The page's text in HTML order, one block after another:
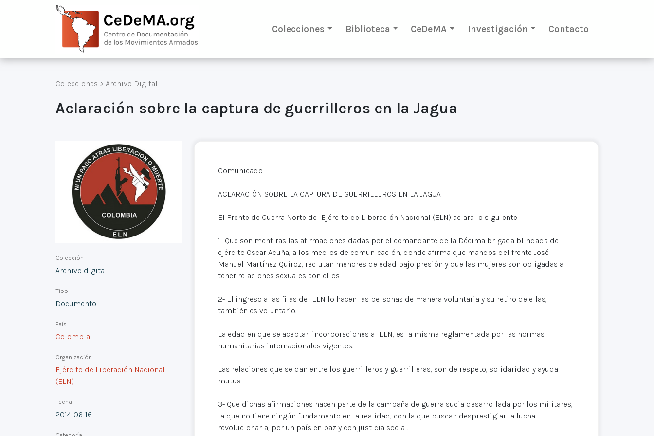
Colecciones Biblioteca CeDeMA Investigación Contacto
Colecciones > Archivo Digital
Aclaración sobre la captura de guerrilleros en la Jagua
Colección
Archivo digital
Tipo
Documento
País
Colombia
Organización
Ejército de Liberación Nacional
(ELN)
Fecha
2014-06-16
Comunicado
ACLARACIÓN SOBRE LA CAPTURA DE GUERRILLEROS EN LA JAGUA
El Frente de Guerra Norte del Ejército de Liberación Nacional (ELN) aclara lo siguiente:
1- Que son mentiras las afirmaciones dadas por el comandante de la Décima brigada blindada del
ejército Oscar Acuña, a los medios de comunicación, donde afirma que mandos del frente José
Manuel Martínez Quiroz, reclutan menores de edad bajo presión y que las mujeres son obligadas a
tener relaciones sexuales con ellos.
2- El ingreso a las filas del ELN lo hacen las personas de manera voluntaria y su retiro de ellas,
también es voluntario.
La edad en que se aceptan incorporaciones al ELN, es la misma reglamentada por las normas
humanitarias internacionales vigentes.
Las relaciones que se dan entre los guerrilleros y guerrilleras, son de respeto, solidaridad y ayuda
mutua.
3- Que dichas afirmaciones hacen parte de la campaña de guerra sucia desarrollada por los militares,
la que no tiene ningún fundamento en la realidad, con la que buscan desprestigiar la lucha
revolucionaria, por un país en paz y con justicia social.